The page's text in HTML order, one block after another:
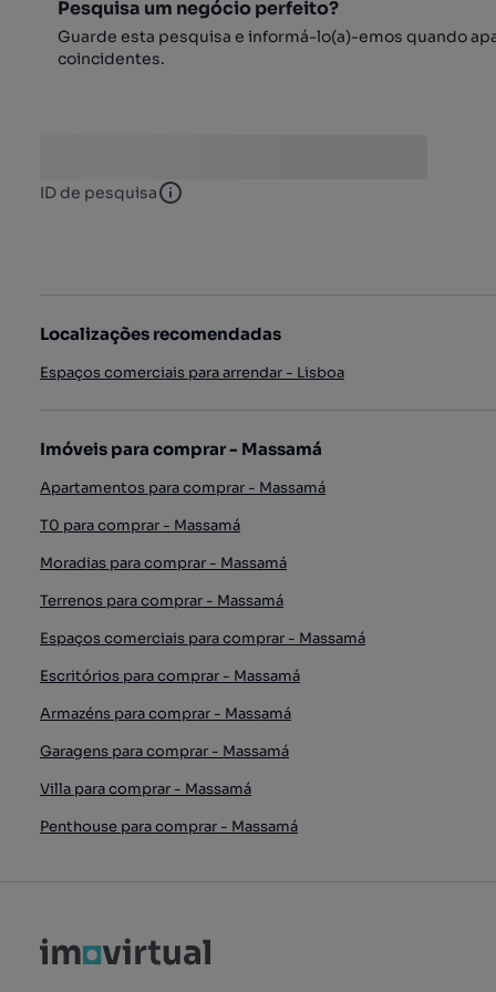
Pesquisa um negócio perfeito?
Guarde esta pesquisa e informá-lo(a)-emos quando
coincidentes.
ID de pesquisa ID de pesquisa
Localizações recomendadas
Espaços comerciais para arrendar - Lisboa
Imóveis para comprar - Massamá
Apartamentos para comprar - Massamá
T0 para comprar - Massamá
Moradias para comprar - Massamá
Terrenos para comprar - Massamá
Espaços comerciais para comprar - Massamá
Escritórios para comprar - Massamá
Armazéns para comprar - Massamá
Garagens para comprar - Massamá
Villa para comprar - Massamá
Penthouse para comprar - Massamá